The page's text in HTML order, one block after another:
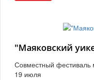
"Маяковский
Совместный фестиваль
19 июля